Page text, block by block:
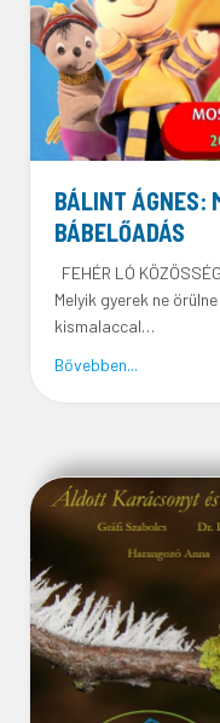
BÁLINT ÁGNES:
BÁBELŐADÁS
FEHÉR LÓ
Melyik gyerek ne
kismalaccal…
Bővebben...